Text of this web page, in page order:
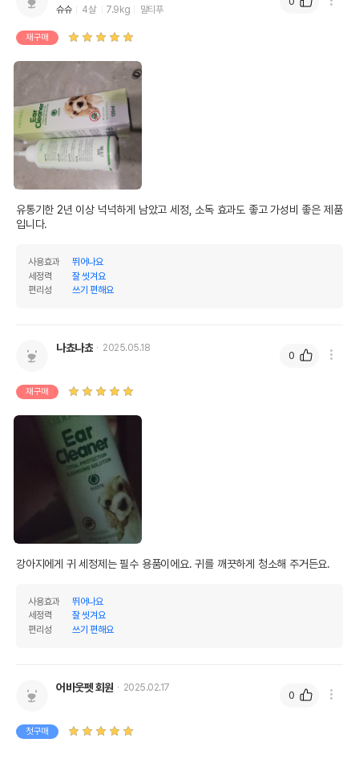
단, 상품명에 유통기한 명시된 경우, 해당
슈슈
4살 7.9kg 말티푸
재구매
유통기한 2년 이상 넉넉하게 남았고 세정, 소독 효과도 좋고 가성비 좋은 제품
입니다.
사용효과
뛰어나요
세정력
잘 씻겨요
편리성
쓰기 편해요
나쵸나쵸 2025.05.18
재구매
강아지에게 귀 세정제는 필수 용품이에요. 귀를 깨끗하게 청소해 주거든요.
사용효과
뛰어나요
세정력
잘 씻겨요
편리성
쓰기 편해요
0
어바웃펫 회원 2025.02.17
첫구매
0